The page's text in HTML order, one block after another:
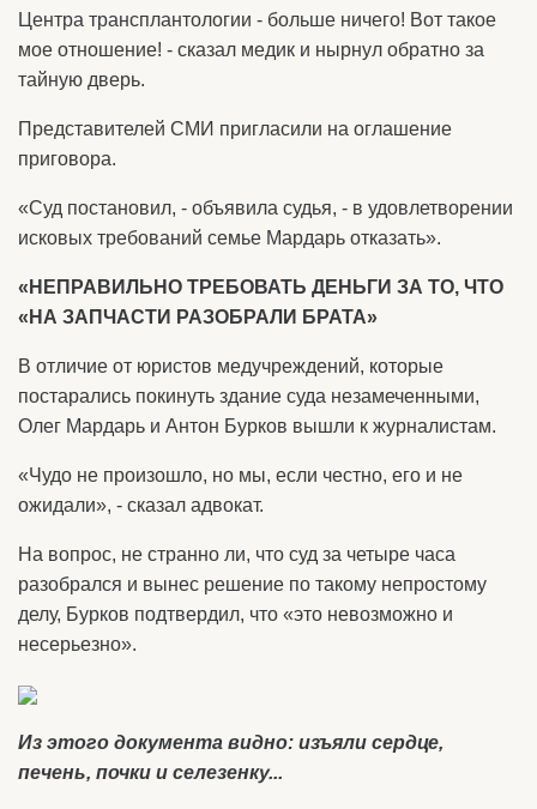
Центра трансплантологии - больше ничего! Вот такое
мое отношение! - сказал медик и нырнул обратно за
тайную дверь.
Представителей СМИ пригласили на оглашение
приговора.
«Суд постановил, - объявила судья, - в удовлетворении
исковых требований семье Мардарь отказать».
«НЕПРАВИЛЬНО ТРЕБОВАТЬ ДЕНЬГИ ЗА ТО, ЧТО
«НА ЗАПЧАСТИ РАЗОБРАЛИ БРАТА»
В отличие от юристов медучреждений, которые
постарались покинуть здание суда незамеченными,
Олег Мардарь и Антон Бурков вышли к журналистам.
«Чудо не произошло, но мы, если честно, его и не
ожидали», - сказал адвокат.
На вопрос, не странно ли, что суд за четыре часа
разобрался и вынес решение по такому непростому
делу, Бурков подтвердил, что «это невозможно и
несерьезно».
Из этого документа видно: изъяли сердце,
печень, почки и селезенку...